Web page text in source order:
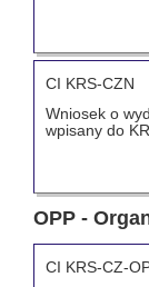
CI KRS-CZN
Wniosek o
wpisany do
OPP -
CI KRS-CZ-